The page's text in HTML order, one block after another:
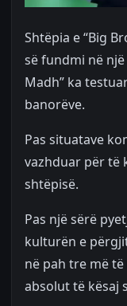
Shtëpia e “Big
së fundmi në
Madh” ka
banorëve.
Pas situatave
vazhduar për të
shtëpisë.
Pas një sërë
kulturën e
në pah tre më
absolut të kësaj